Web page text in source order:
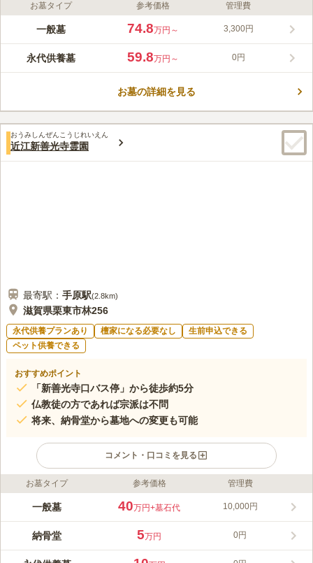
ライフドット編集部のコメント
比叡山延暦寺が母体となっている大霊園です。区画面積が広く、
がなされているため、足元が気になる方も安心です。比良山の山
麓に位置しており、道の駅などの周辺施設や観光スポットも充
みんなの評価
3.5 口コミ9件
60代女性
食事処はないので帰りに京都などに寄って食事をする。花は近所
で買う方が安いのであらかじめ用意をして持参する。
口コミの続きを読む
お墓タイプ 参考価格 管理費
一般墓 74.8万円～ 3,300円
永代供養墓 59.8万円～ 0円
お墓の詳細を見る
おうみしんぜんこうじれいえん
近江新善光寺霊園
最寄駅： 手原駅(2.8km)
滋賀県栗東市林256
永代供養プランあり 檀家になる必要なし
生前申込できる
ペット供養できる
おすすめポイント
「新善光寺口バス停」から徒歩約5分
仏教徒の方であれば宗派は不問
将来、納骨堂から墓地への変更も可能
コメント・口コミを見る
ライフドット編集部のコメント
市の文化財に指定されている光三尊善光寺如来を本尊として祀
る由緒ある寺院です。 広い境内には屋根付きの多目的広場が設
けられており、夏場には日差しを避けて休憩できます。 納骨堂
お墓タイプ 参考価格 管理費
一般墓 40万円+墓石代 10,000円
納骨堂 5万円 0円